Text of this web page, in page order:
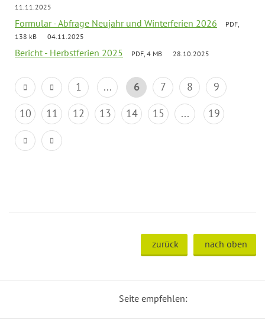
11.11.2025
Formular - Abfrage Neujahr und Winterferien 2026
PDF,
138 kB
04.11.2025
Bericht - Herbstferien 2025 PDF, 4 MB 28.10.2025
1 ... 6 7 8
9
10
11 12 13 14 15 ... 19
zurück nach oben
Seite empfehlen: